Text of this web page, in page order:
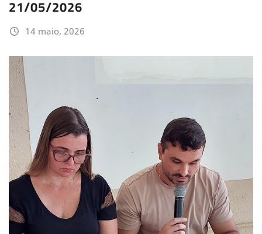
21/05/2026
14 maio, 2026